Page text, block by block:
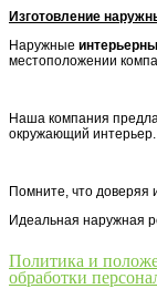
Изготовление
Наружные
местоположении
Наша компания
окружающий интерьер.
Помните, что доверяя
Идеальная наружная
Политика и
обработки